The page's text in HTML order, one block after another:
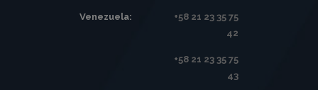
Venezuela:
+58 21 23 35 75
42
+58 21 23 35 75
43